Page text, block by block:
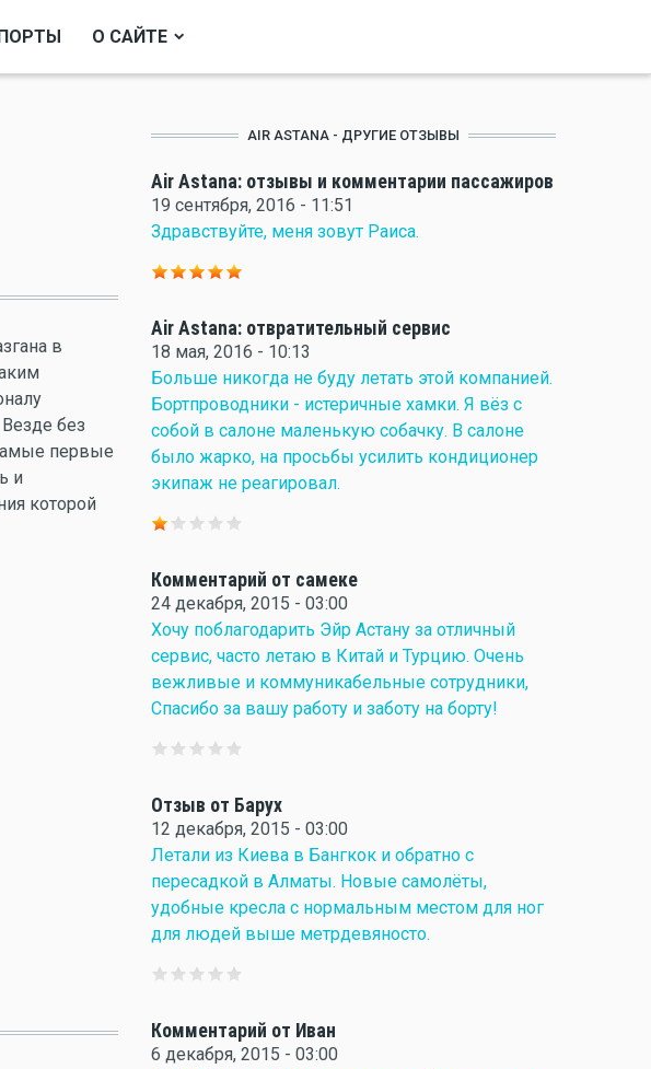
О САЙТЕ
в
без
первые
и
которой
AIR ASTANA - ДРУГИЕ ОТЗЫВЫ
Air Astana: отзывы и комментарии пассажиров
19 сентября, 2016 - 11:51
Здравствуйте, меня зовут Раиса.
Air Astana: отвратительный сервис
18 мая, 2016 - 10:13
Больше никогда не буду летать этой компанией.
Бортпроводники - истеричные хамки. Я вёз с
собой в салоне маленькую собачку. В салоне
было жарко, на просьбы усилить кондиционер
экипаж не реагировал.
Комментарий от самеке
24 декабря, 2015 - 03:00
Хочу поблагодарить Эйр Астану за отличный
сервис, часто летаю в Китай и Турцию. Очень
вежливые и коммуникабельные сотрудники,
Спасибо за вашу работу и заботу на борту!
Отзыв от Барух
12 декабря, 2015 - 03:00
Летали из Киева в Бангкок и обратно с
пересадкой в Алматы. Новые самолёты,
удобные кресла с нормальным местом для ног
для людей выше метрдевяносто.
Комментарий от Иван
6 декабря, 2015 - 03:00